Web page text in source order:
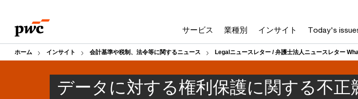
content
footer
サービス 業種別 インサイト Today's
ホーム インサイト 会計基準や税制、法令等に関するニュース Legalニュースレター / 弁護士法人ニュースレター
データに対する権利保護に関する不正